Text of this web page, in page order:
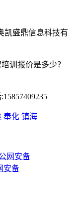
凯盛鼎信息科技有
训报价是多少？
奉化 镇海
网安备
安备